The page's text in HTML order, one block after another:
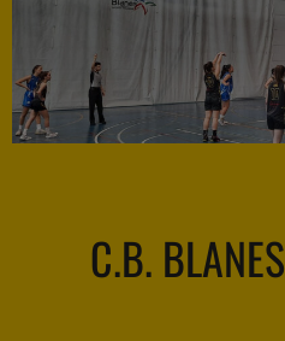
C.B. BLANES